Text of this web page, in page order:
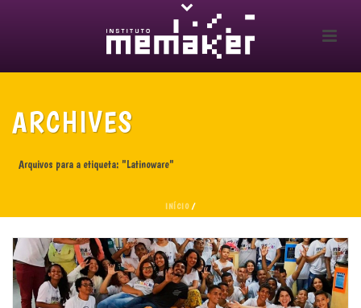
ARCHIVES
Arquivos para a etiqueta: "Latinoware"
INÍCIO /